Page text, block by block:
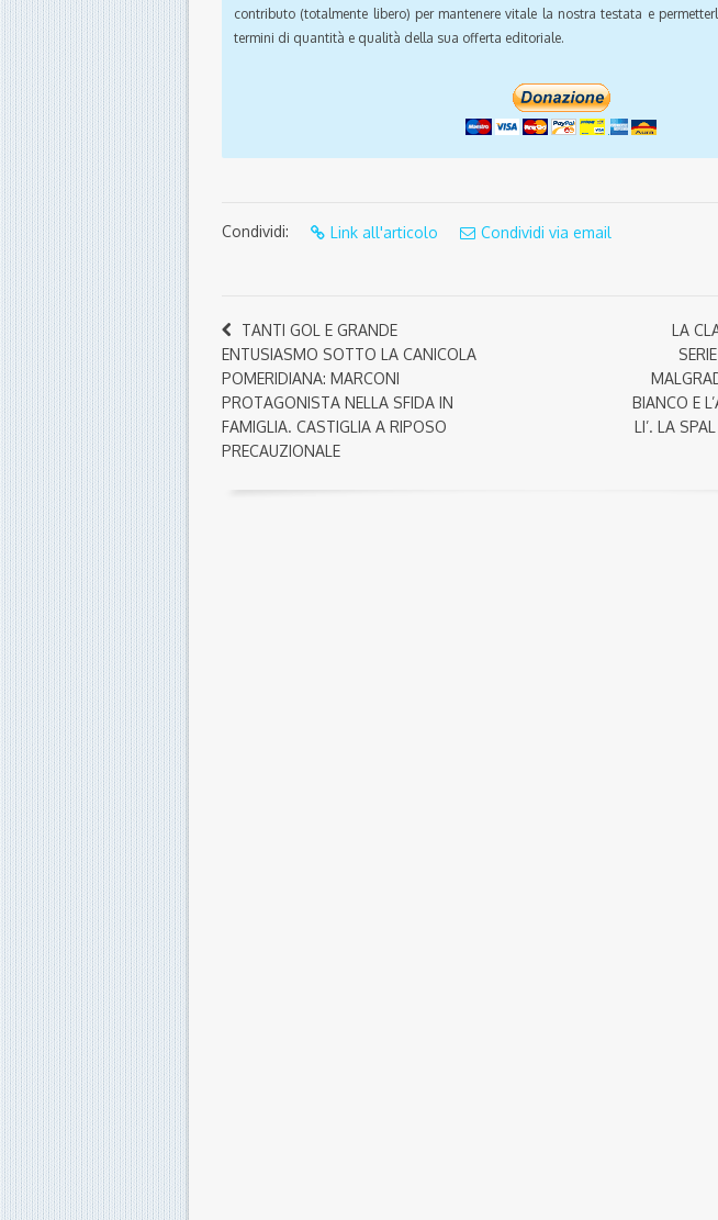
contributo (totalmente libero) per mantenere vitale la nostra testata e
termini di quantità e qualità della sua offerta editoriale.
Condividi: Link all'articolo Condividi via email
TANTI GOL E GRANDE
ENTUSIASMO SOTTO LA CANICOLA
POMERIDIANA: MARCONI
PROTAGONISTA NELLA SFIDA IN
FAMIGLIA. CASTIGLIA A RIPOSO
PRECAUZIONALE
LA
BIANCO E
LI’. LA